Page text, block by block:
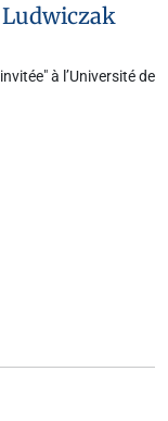
à l’Université de